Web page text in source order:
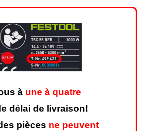
à une à quatre
délai de livraison!
pièces ne peuvent